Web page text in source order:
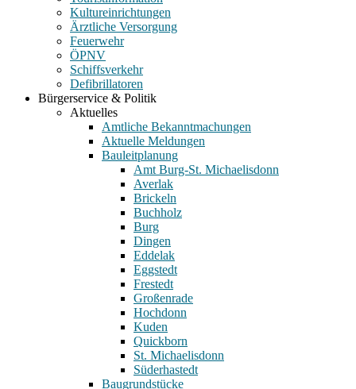
Kultureinrichtungen
Ärztliche Versorgung
Feuerwehr
ÖPNV
Schiffsverkehr
Defibrillatoren
Bürgerservice & Politik
Aktuelles
Amtliche Bekanntmachungen
Aktuelle Meldungen
Bauleitplanung
Amt Burg-St. Michaelisdonn
Averlak
Brickeln
Buchholz
Burg
Dingen
Eddelak
Eggstedt
Frestedt
Großenrade
Hochdonn
Kuden
Quickborn
St. Michaelisdonn
Süderhastedt
Baugrundstücke